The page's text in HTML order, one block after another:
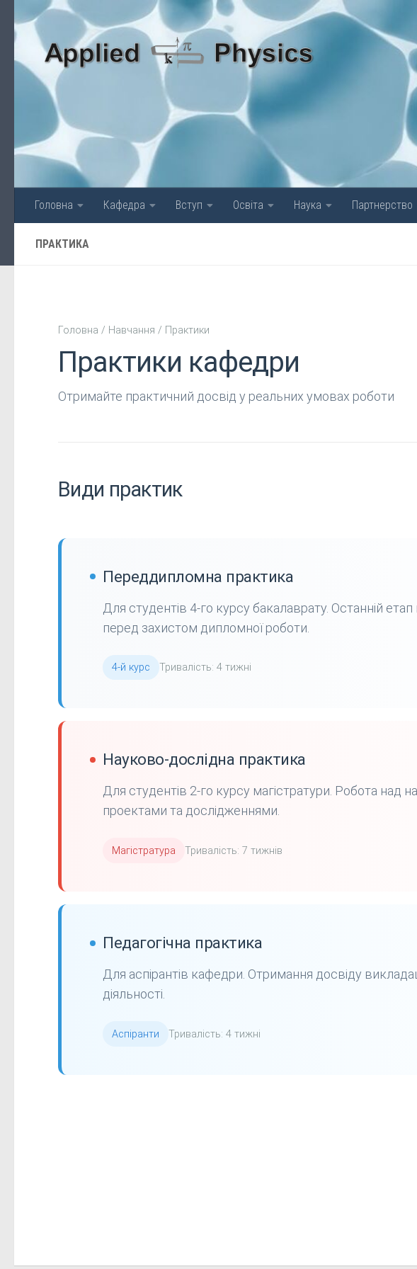
Skip to content
Головна Кафедра Вступ Освіта Наука Партнерство
ПРАКТИКА
Головна / Навчання / Практики
Практики кафедри
Отримайте практичний досвід у реальних умовах роботи
Види практик
Переддипломна практика
Для студентів 4-го курсу бакалаврату. Останній
перед захистом дипломної роботи.
4-й курс Тривалість: 4 тижні
Науково-дослідна практика
Для студентів 2-го курсу магістратури. Робота над
проектами та дослідженнями.
Магістратура Тривалість: 7 тижнів
Педагогічна практика
Для аспірантів кафедри. Отримання досвіду
діяльності.
Аспіранти Тривалість: 4 тижні